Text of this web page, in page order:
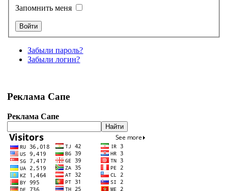
Запомнить меня
Забыли пароль?
Забыли логин?
Реклама Сапе
Реклама Сапе